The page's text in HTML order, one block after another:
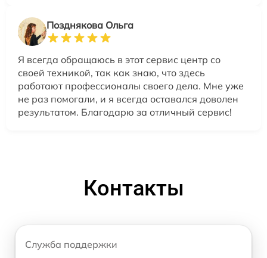
Позднякова Ольга
Я всегда обращаюсь в этот сервис центр со
своей техникой, так как знаю, что здесь
работают профессионалы своего дела. Мне уже
не раз помогали, и я всегда оставался доволен
результатом. Благодарю за отличный сервис!
Контакты
Служба поддержки